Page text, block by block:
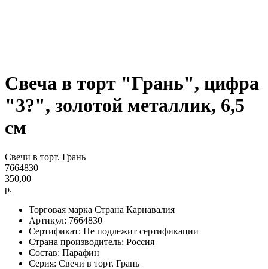
Свеча в торт "Грань", цифра
"3?", золотой металлик, 6,5
см
Свечи в торт. Грань
7664830
350,00
р.
Торговая марка Страна Карнавалия
Артикул: 7664830
Сертификат: Не подлежит сертификации
Страна производитель: Россия
Состав: Парафин
Серия: Свечи в торт. Грань